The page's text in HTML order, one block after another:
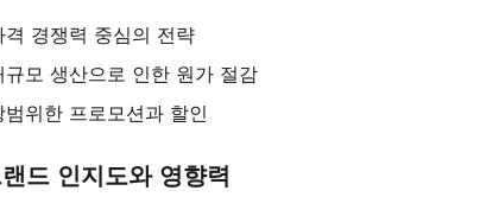
격 경쟁력 중심의 전략
규모 생산으로 인한 원가 절감
범위한 프로모션과 할인
드 인지도와 영향력